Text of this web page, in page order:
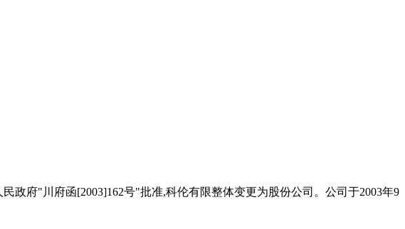
政府"川府函[2003]162号"批准,科伦有限整体变更为股份公司。公司于2003年9